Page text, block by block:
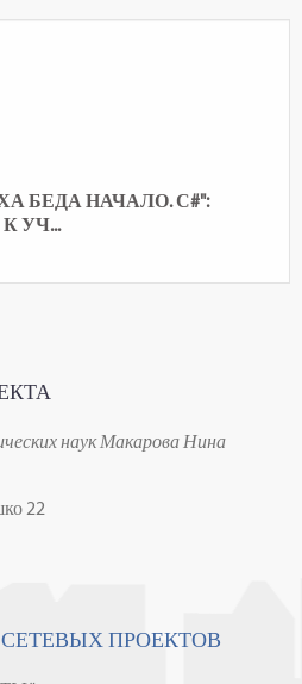
БЕДА НАЧАЛО. С#":
УЧ...
наук Макарова Нина
22
СЕТЕВЫХ ПРОЕКТОВ